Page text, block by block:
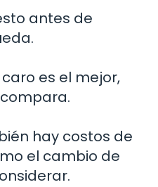
antes de
es el mejor,
hay costos de
el cambio de